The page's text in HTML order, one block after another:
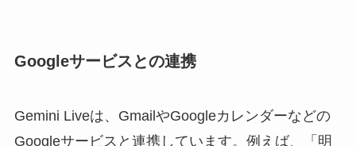
Googleサービスとの連携
Gemini Liveは、GmailやGoogleカレンダーなどの
Googleサービスと連携しています。例えば、「明